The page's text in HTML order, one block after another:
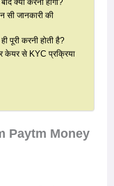
क्या करना होगा?
सी जानकारी की
पूरी करनी होती है?
से KYC प्रक्रिया
Paytm Money